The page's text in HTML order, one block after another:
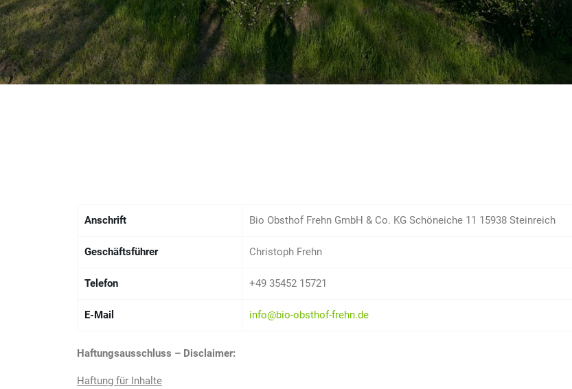
Anschrift Bio Obsthof Frehn GmbH & Co. KG Schöneiche 11 15938 Steinreich
Geschäftsführer Christoph Frehn
Telefon +49 35452 15721
E-Mail info@bio-obsthof-frehn.de
Haftungsausschluss – Disclaimer:
Haftung für Inhalte